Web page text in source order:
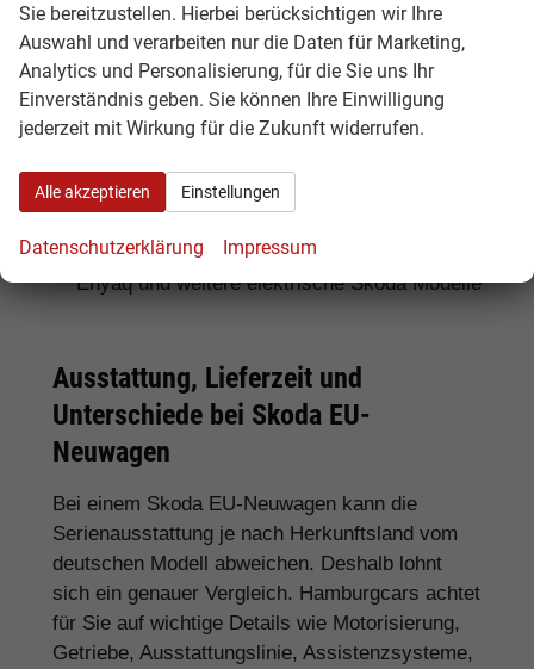
Für Pendler:Skoda Fabia, Scala, Octavia
und Kamiq
Für Vielfahrer:Skoda Octavia, Superb und
Diesel- oder Automatikmodelle
Für SUV-Fans:Skoda Kamiq, Karoq, Kodiaq
und Enyaq
Für Elektroauto-Interessenten:
Enyaq und weitere elektrische Skoda Modelle
Ausstattung, Lieferzeit und
Unterschiede bei Skoda EU-
Neuwagen
Bei einem Skoda EU-Neuwagen kann die
Serienausstattung je nach Herkunftsland vom
deutschen Modell abweichen. Deshalb lohnt
sich ein genauer Vergleich. Hamburgcars achtet
für Sie auf wichtige Details wie Motorisierung,
Getriebe, Ausstattungslinie, Assistenzsysteme,
Sie bereitzustellen. Hierbei berücksichtigen wir Ihre
Auswahl und verarbeiten nur die Daten für Marketing,
Analytics und Personalisierung, für die Sie uns Ihr
Einverständnis geben. Sie können Ihre Einwilligung
jederzeit mit Wirkung für die Zukunft widerrufen.
Alle akzeptieren Einstellungen
Datenschutzerklärung Impressum